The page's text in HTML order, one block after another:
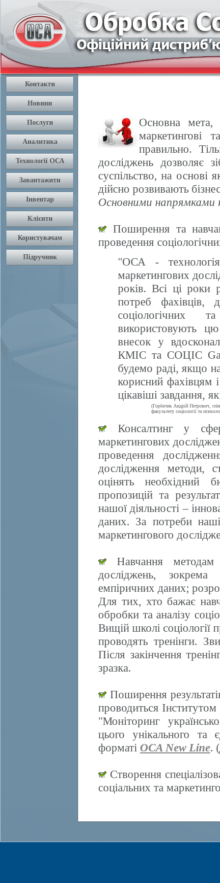
Основна мета,
маркетингові
правильно.
досліджень дозволяє
суспільство, на основі
дійсно розвивають
Основними напрямками
Поширення та
проведення
"ОСА -
маркетингових
років. Всі ці роки
потреб фахівців,
соціологічних
використовують
внесок у
КМІС та СОЦІС
будемо раді, якщо
корисний фахівцям
цікавіші завдання,
(Горбачик Андрій Петрович,
факультету соціології та
Консалтинг у
маркетингових
проведення
дослідження методи,
оцінять необхідний
пропозицій та
нашої діяльності –
даних. За потреби
маркетингового
Навчання методам
досліджень, зокрема
емпіричних даних;
Для тих, хто бажає
обробки та аналізу
Вищій школі соціології
проводять тренінги.
Після закінчення
зразка.
Поширення
проводиться Інститутом
"Моніторинг
цього унікального та
форматі OCA New Line. (
Створення
соціальних та